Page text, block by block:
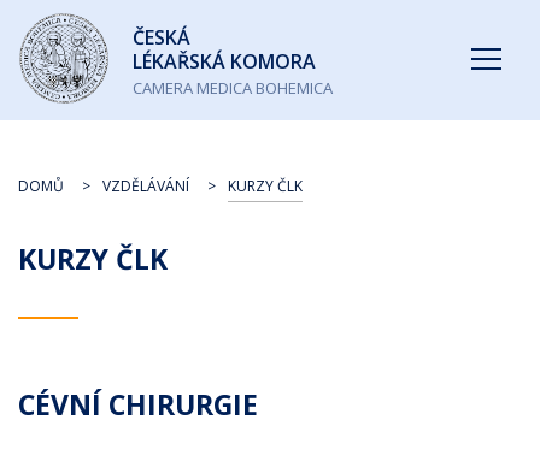
Česká
lékařská
komora
ČESKÁ
LÉKAŘSKÁ KOMORA
CAMERA MEDICA BOHEMICA
KURZY ČLK
DOMŮ VZDĚLÁVÁNÍ KURZY ČLK
CÉVNÍ CHIRURGIE